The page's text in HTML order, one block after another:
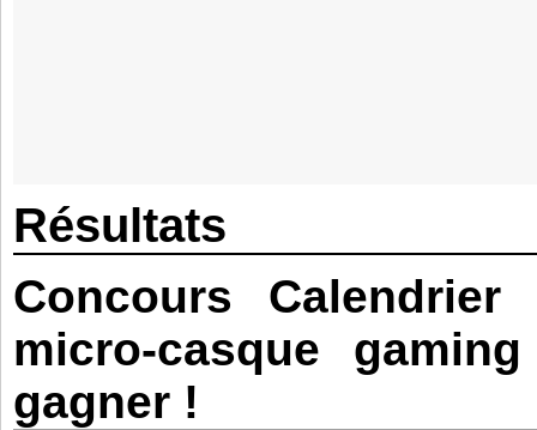
Résultats
Concours
micro-casque
gagner !